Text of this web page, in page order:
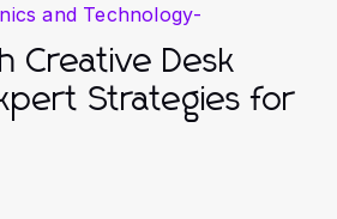
and Technology-
Creative Desk
Strategies for